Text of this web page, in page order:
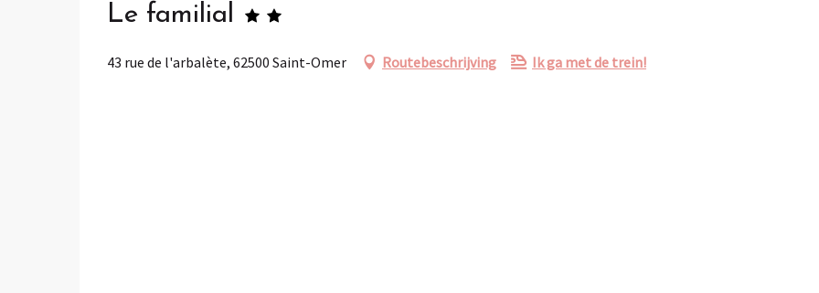
Le familial
43 rue de l'arbalète, 62500 Saint-Omer Routebeschrijving Ik ga met de trein!